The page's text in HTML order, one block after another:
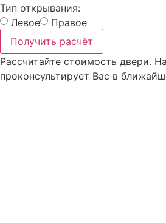
Тип открывания:
Левое
Правое
Получить расчёт
Рассчитайте стоимость двери.
проконсультирует Вас в